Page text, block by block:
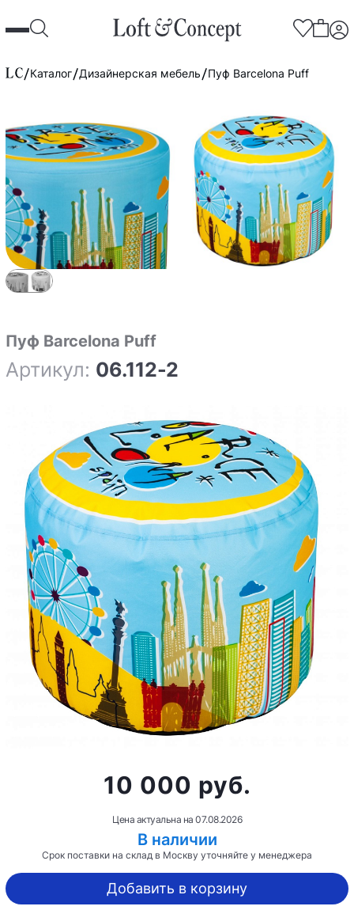
Каталог Дизайнерская мебель Пуф Barcelona Puff
Пуф Barcelona Puff
Артикул: 06.112-2
10 000 руб.
Цена актуальна на 07.08.2026
В наличии
Срок поставки на склад в Москву уточняйте у менеджера
Добавить в корзину